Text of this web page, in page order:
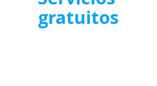
gratuitos